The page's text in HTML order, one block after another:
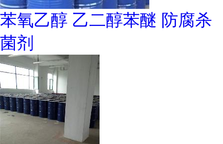
苯氧乙醇 乙二醇苯醚 防腐杀
菌剂